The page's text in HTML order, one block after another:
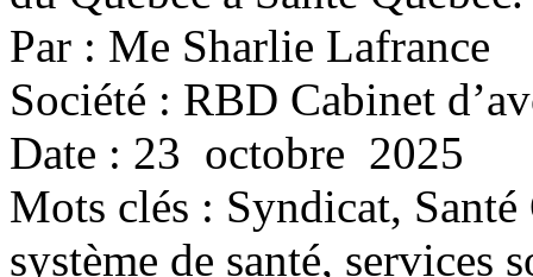
Par : Me Sharlie Lafrance
Société : RBD Cabinet
Date : 23 octobre 2025
Mots clés : Syndicat,
système de santé,